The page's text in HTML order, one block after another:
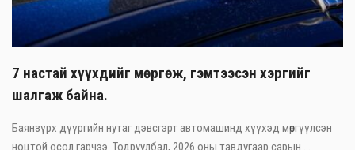
7 настай хүүхдийг мөргөж, гэмтээсэн хэргийг
шалгаж байна.
Баянзүрх дүүргийн нутаг дэвсгэрт автомашинд хүүхэд мөргүүлсэн